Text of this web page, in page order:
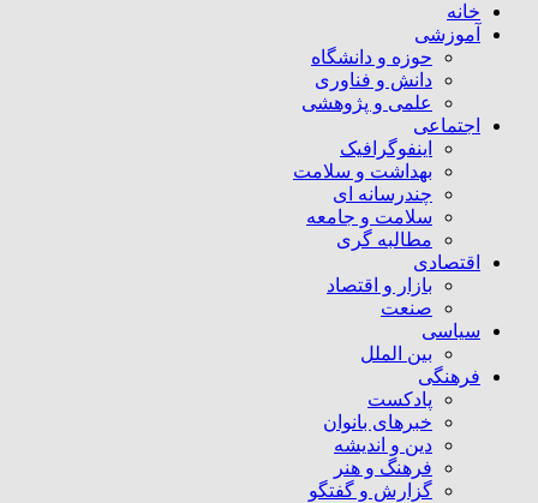
خانه
آموزشی
حوزه و دانشگاه
دانش و فناوری
علمی و پژوهشی
اجتماعی
اینفوگرافیک
بهداشت و سلامت
چندرسانه ای
سلامت و جامعه
مطالبه گری
اقتصادی
بازار و اقتصاد
صنعت
سیاسی
بین الملل
فرهنگی
پادکست
خبرهای بانوان
دین و اندیشه
فرهنگ و هنر
گزارش و گفتگو